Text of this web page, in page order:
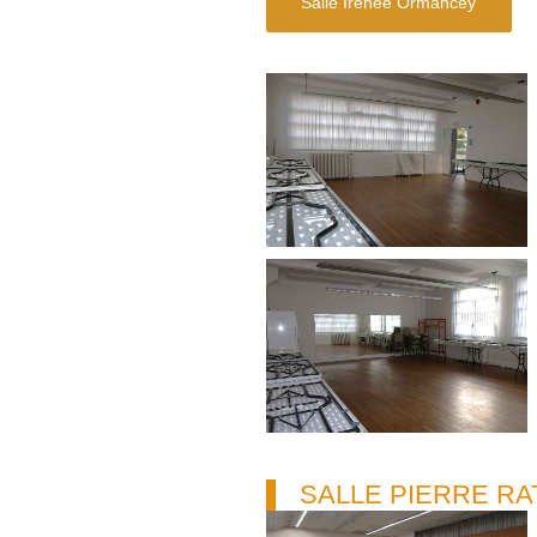
SALLE PIERRE